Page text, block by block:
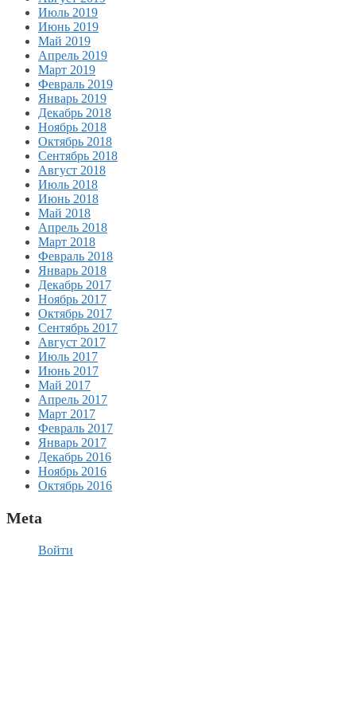
Июль 2019
Июнь 2019
Май 2019
Апрель 2019
Март 2019
Февраль 2019
Январь 2019
Декабрь 2018
Ноябрь 2018
Октябрь 2018
Сентябрь 2018
Август 2018
Июль 2018
Июнь 2018
Май 2018
Апрель 2018
Март 2018
Февраль 2018
Январь 2018
Декабрь 2017
Ноябрь 2017
Октябрь 2017
Сентябрь 2017
Август 2017
Июль 2017
Июнь 2017
Май 2017
Апрель 2017
Март 2017
Февраль 2017
Январь 2017
Декабрь 2016
Ноябрь 2016
Октябрь 2016
Meta
Войти